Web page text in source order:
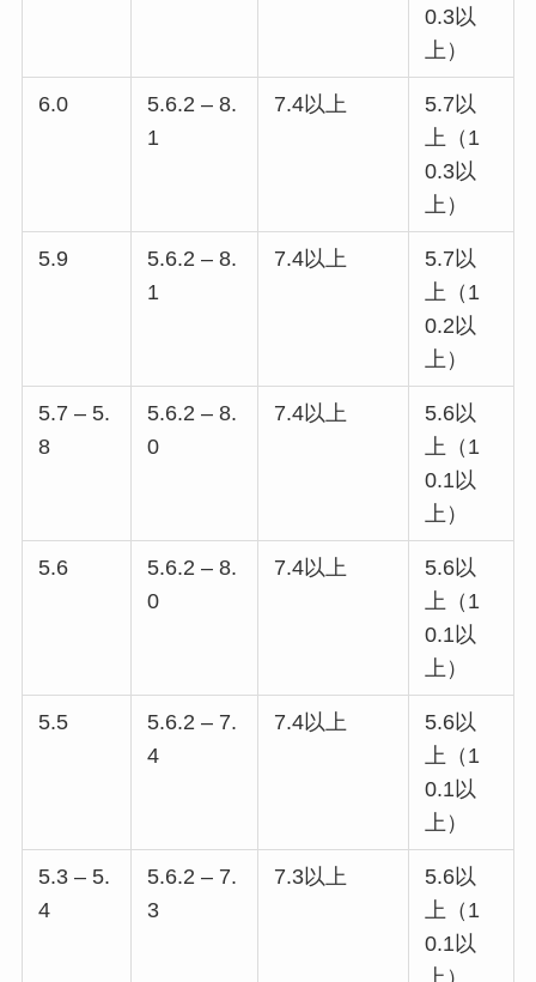
0.3以
上）
6.0
5.6.2 – 8.
1
7.4以上
5.7以
上（1
0.3以
上）
5.9
5.6.2 – 8.
1
7.4以上
5.7以
上（1
0.2以
上）
5.7 – 5.
8
5.6.2 – 8.
0
7.4以上
5.6以
上（1
0.1以
上）
5.6
5.6.2 – 8.
0
7.4以上
5.6以
上（1
0.1以
上）
5.5
5.6.2 – 7.
4
7.4以上
5.6以
上（1
0.1以
上）
5.3 – 5.
4
5.6.2 – 7.
3
7.3以上
5.6以
上（1
0.1以